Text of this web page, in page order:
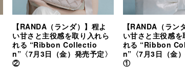
【RANDA（ランダ）】程よ
い甘さと主役感を取り入れら
れる “Ribbon Collectio
n”〈7月3日（金）発売予定〉
②
【RANDA（ラン
い甘さと主役感を
れる “Ribbon
n”〈7月3日（金）
①